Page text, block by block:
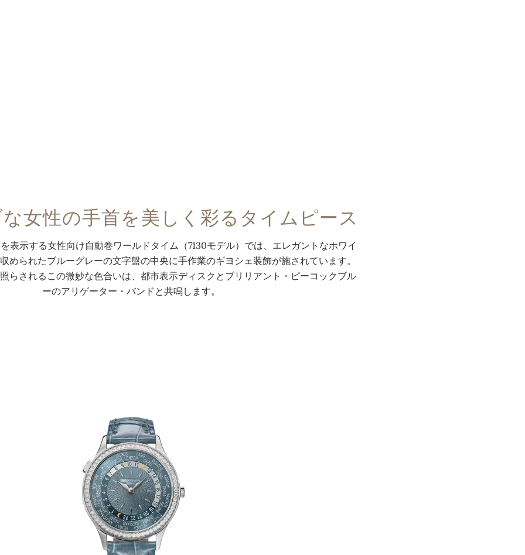
女性の手首を美しく彩るタイムピース
表示する女性向け自動巻ワールドタイム（7130モデル）では、エレガントなホワイ
められたブルーグレーの文字盤の中央に手作業のギヨシェ装飾が施されています。
らされるこの微妙な色合いは、都市表示ディスクとブリリアント・ピーコックブル
ーのアリゲーター・バンドと共鳴します。